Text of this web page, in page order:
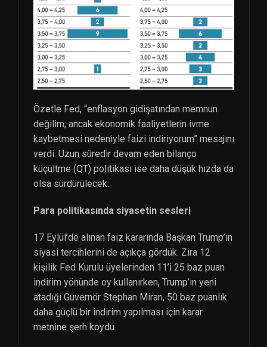
Özetle Fed, “enflasyon gidişatından memnun
değilim; ancak ekonomik faaliyetlerin ivme
kaybetmesi nedeniyle faizi indiriyorum” mesajını
verdi. Uzun süredir devam eden bilanço
küçültme (QT) politikası ise daha düşük hızda da
olsa sürdürülecek.
Para politikasında siyasetin sesleri
17 Eylül’de alınan faiz kararında Başkan Trump’ın
siyasi tercihlerini de açıkça gördük. Zira 12
kişilik Fed Kurulu üyelerinden 11’i 25 baz puan
indirim yönünde oy kullanırken, Trump’ın yeni
atadığı Guvernör Stephan Miran, 50 baz puanlık
daha güçlü bir indirim yapılması için karar
metnine şerh koydu.